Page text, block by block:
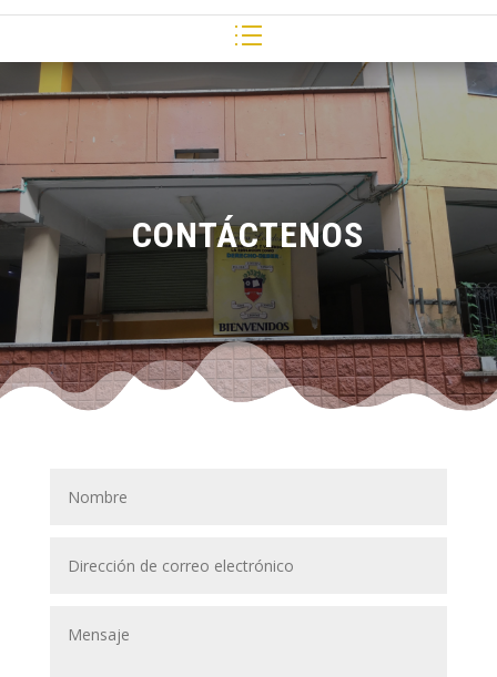
CONTÁCTENOS